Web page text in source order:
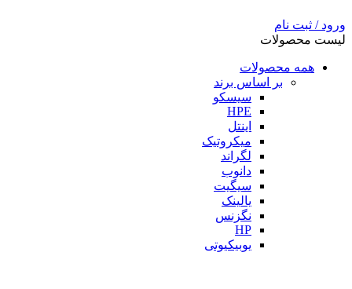
ورود / ثبت نام
لیست محصولات
همه محصولات
بر اساس برند
سیسکو
HPE
اینتل
میکروتیک
لگراند
دانوب
سیگیت
یالینک
نگزنس
HP
یوبیکیوتی